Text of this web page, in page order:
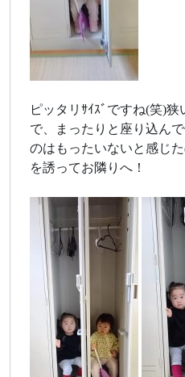
ピッタリｻｲｽﾞですね(笑)
で、まったりと座り込ん
のはもったいないと感じ
を誘ってお隣りへ！